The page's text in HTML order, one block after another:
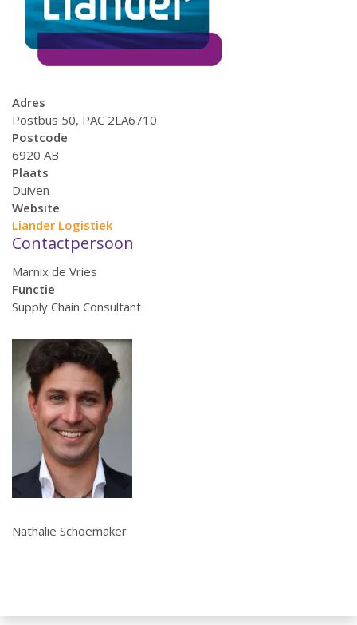
Adres
Postbus 50, PAC 2LA6710
Postcode
6920 AB
Plaats
Duiven
Website
Liander Logistiek
Contactpersoon
Marnix de Vries
Functie
Supply Chain Consultant
Nathalie Schoemaker